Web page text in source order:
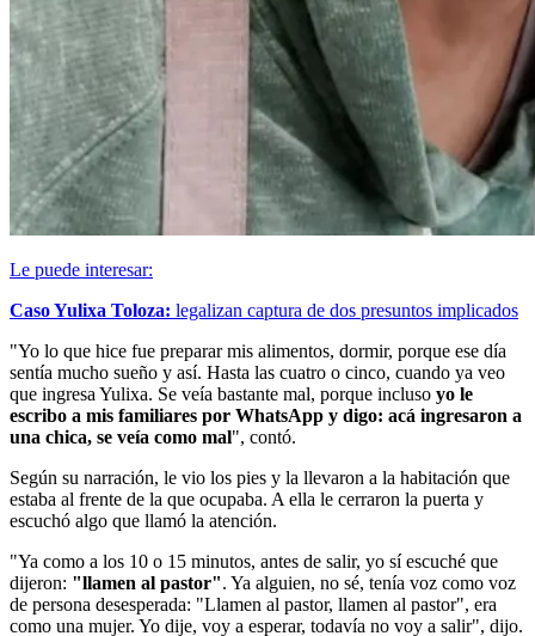
Le puede interesar:
Caso Yulixa Toloza: legalizan captura de dos presuntos implicados
"Yo lo que hice fue preparar mis alimentos, dormir, porque ese día
sentía mucho sueño y así. Hasta las cuatro o cinco, cuando ya veo
que ingresa Yulixa. Se veía bastante mal, porque incluso yo le
escribo a mis familiares por WhatsApp y digo: acá ingresaron a
una chica, se veía como mal", contó.
Según su narración, le vio los pies y la llevaron a la habitación que
estaba al frente de la que ocupaba. A ella le cerraron la puerta y
escuchó algo que llamó la atención.
"Ya como a los 10 o 15 minutos, antes de salir, yo sí escuché que
dijeron: "llamen al pastor". Ya alguien, no sé, tenía voz como voz
de persona desesperada: "Llamen al pastor, llamen al pastor", era
como una mujer. Yo dije, voy a esperar, todavía no voy a salir", dijo.